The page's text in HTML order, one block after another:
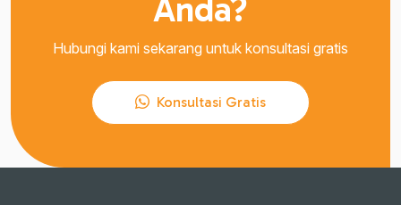
Anda?
Hubungi kami sekarang untuk konsultasi gratis
Konsultasi Gratis